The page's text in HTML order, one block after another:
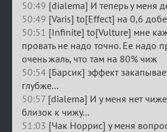
50:49 [dialema] И теперь у меня
50:49 [Varis] to[Effect] на 0,6
50:51 [Infinite] to[Vulture] мне
провать не надо точно. Ее надо
очень жаль, что там на 80% чиж
50:54 [Барсик] эффект
глубже...
50:57 [dialema] И у меня нет
близок к чижу...
51:03 [Чак Норрис] у меня